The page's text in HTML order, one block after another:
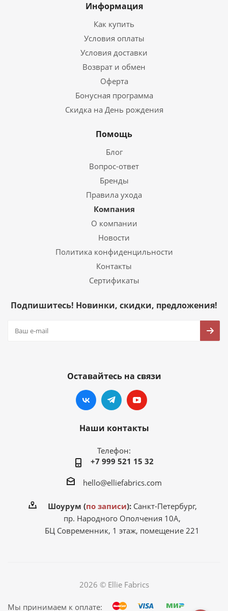
Информация
Как купить
Условия оплаты
Условия доставки
Возврат и обмен
Оферта
Бонусная программа
Скидка на День рождения
Помощь
Блог
Вопрос-ответ
Бренды
Правила ухода
Компания
О компании
Новости
Политика конфиденцильности
Контакты
Сертификаты
Подпишитесь! Новинки, скидки, предложения!
Оставайтесь на связи
Наши контакты
Телефон:
+7 999 521 15 32
hello@elliefabrics.com
Шоурум (по записи):Санкт-Петербург,
пр. Народного Ополчения 10А,
БЦ Современник, 1 этаж, помещение 221
2026 © Ellie Fabrics
Мы принимаем к оплате: